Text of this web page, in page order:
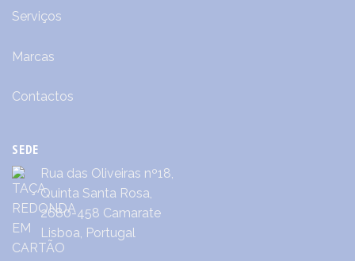
Serviços
Marcas
Contactos
SEDE
Rua das Oliveiras nº18,
Quinta Santa Rosa,
2680-458 Camarate
Lisboa, Portugal